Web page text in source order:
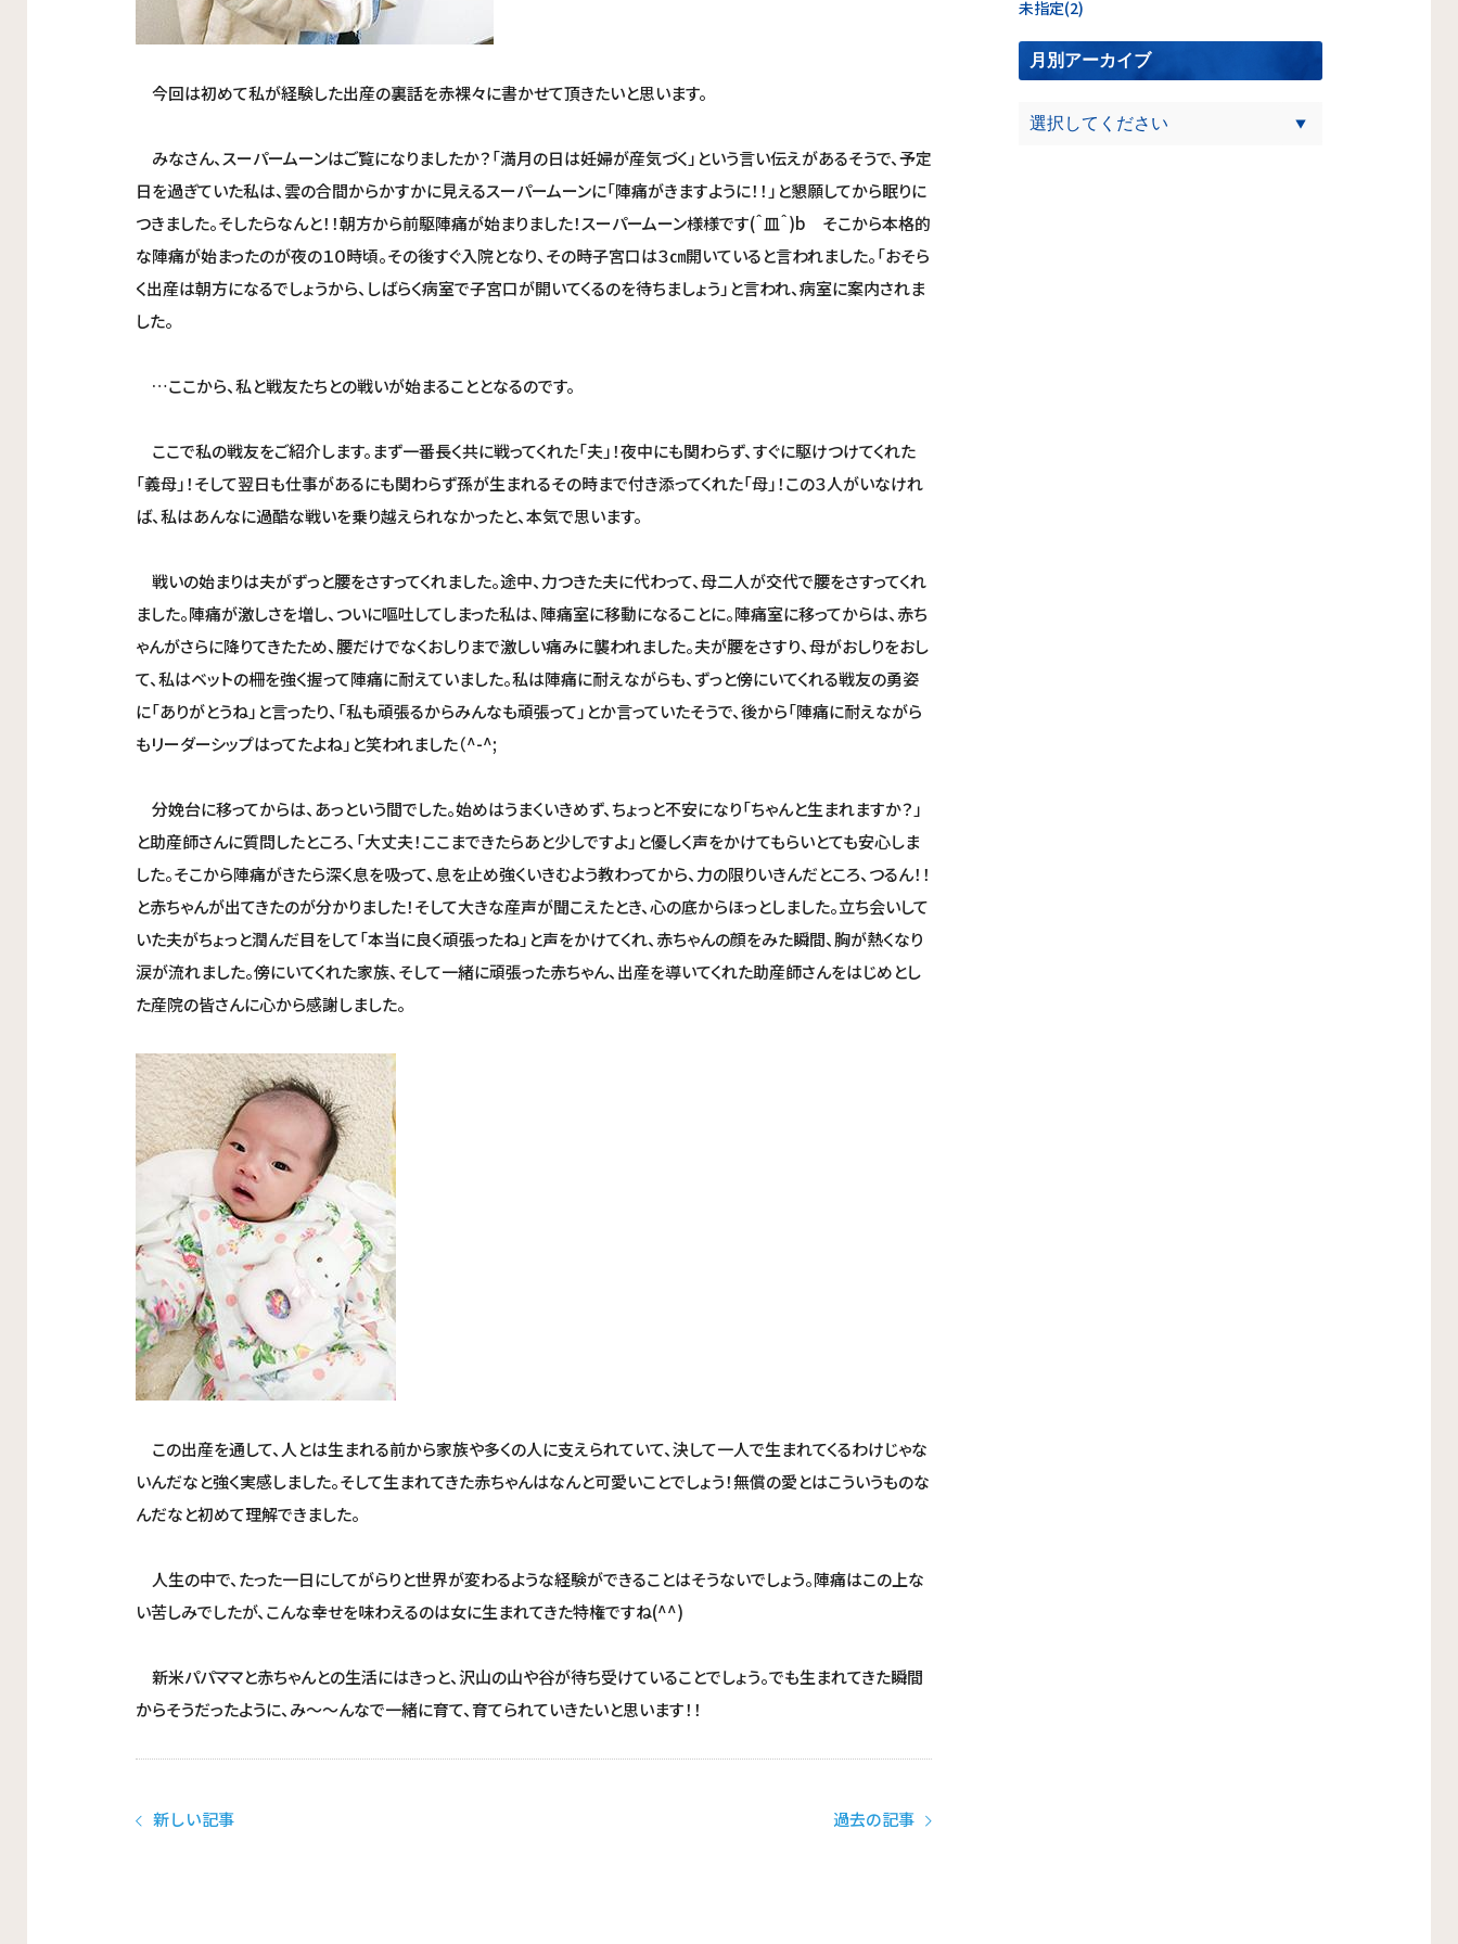
今回は初めて私が経験した出産の裏話を赤裸々に書かせて頂きたいと思います。
みなさん、スーパームーンはご覧になりましたか？「満月の日は妊婦が産気づく」という言い伝えがあるそうで、予定
日を過ぎていた私は、雲の合間からかすかに見えるスーパームーンに「陣痛がきますように！！」と懇願してから眠りに
つきました。そしたらなんと！！朝方から前駆陣痛が始まりました！スーパームーン様様です(＾皿＾)b そこから本格的
な陣痛が始まったのが夜の１０時頃。その後すぐ入院となり、その時子宮口は３㎝開いていると言われました。「おそら
く出産は朝方になるでしょうから、しばらく病室で子宮口が開いてくるのを待ちましょう」と言われ、病室に案内されま
した。
…ここから、私と戦友たちとの戦いが始まることとなるのです。
ここで私の戦友をご紹介します。まず一番長く共に戦ってくれた「夫」！夜中にも関わらず、すぐに駆けつけてくれた
「義母」！そして翌日も仕事があるにも関わらず孫が生まれるその時まで付き添ってくれた「母」！この３人がいなけれ
ば、私はあんなに過酷な戦いを乗り越えられなかったと、本気で思います。
戦いの始まりは夫がずっと腰をさすってくれました。途中、力つきた夫に代わって、母二人が交代で腰をさすってくれ
ました。陣痛が激しさを増し、ついに嘔吐してしまった私は、陣痛室に移動になることに。陣痛室に移ってからは、赤ち
ゃんがさらに降りてきたため、腰だけでなくおしりまで激しい痛みに襲われました。夫が腰をさすり、母がおしりをおし
て、私はベットの柵を強く握って陣痛に耐えていました。私は陣痛に耐えながらも、ずっと傍にいてくれる戦友の勇姿
に「ありがとうね」と言ったり、「私も頑張るからみんなも頑張って」とか言っていたそうで、後から「陣痛に耐えながら
もリーダーシップはってたよね」と笑われました（^-^;
分娩台に移ってからは、あっという間でした。始めはうまくいきめず、ちょっと不安になり「ちゃんと生まれますか？」
と助産師さんに質問したところ、「大丈夫！ここまできたらあと少しですよ」と優しく声をかけてもらいとても安心しま
した。そこから陣痛がきたら深く息を吸って、息を止め強くいきむよう教わってから、力の限りいきんだところ、つるん！！
と赤ちゃんが出てきたのが分かりました！そして大きな産声が聞こえたとき、心の底からほっとしました。立ち会いして
いた夫がちょっと潤んだ目をして「本当に良く頑張ったね」と声をかけてくれ、赤ちゃんの顔をみた瞬間、胸が熱くなり
涙が流れました。傍にいてくれた家族、そして一緒に頑張った赤ちゃん、出産を導いてくれた助産師さんをはじめとし
た産院の皆さんに心から感謝しました。
この出産を通して、人とは生まれる前から家族や多くの人に支えられていて、決して一人で生まれてくるわけじゃな
いんだなと強く実感しました。そして生まれてきた赤ちゃんはなんと可愛いことでしょう！無償の愛とはこういうものな
んだなと初めて理解できました。
人生の中で、たった一日にしてがらりと世界が変わるような経験ができることはそうないでしょう。陣痛はこの上な
い苦しみでしたが、こんな幸せを味わえるのは女に生まれてきた特権ですね(^^)
新米パパママと赤ちゃんとの生活にはきっと、沢山の山や谷が待ち受けていることでしょう。でも生まれてきた瞬間
からそうだったように、み〜〜んなで一緒に育て、育てられていきたいと思います！！
新しい記事 過去の記事
未指定(2)
月別アーカイブ